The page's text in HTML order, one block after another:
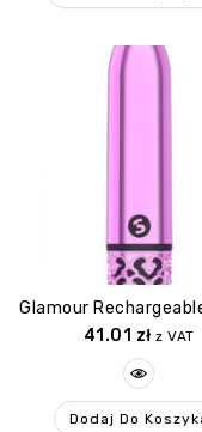
41.01 zł z VAT
Dodaj Do